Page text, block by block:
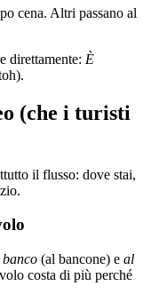
cena. Altri passano al
direttamente: È
(che i turisti
il flusso: dove stai,
(al bancone) e al
costa di più perché